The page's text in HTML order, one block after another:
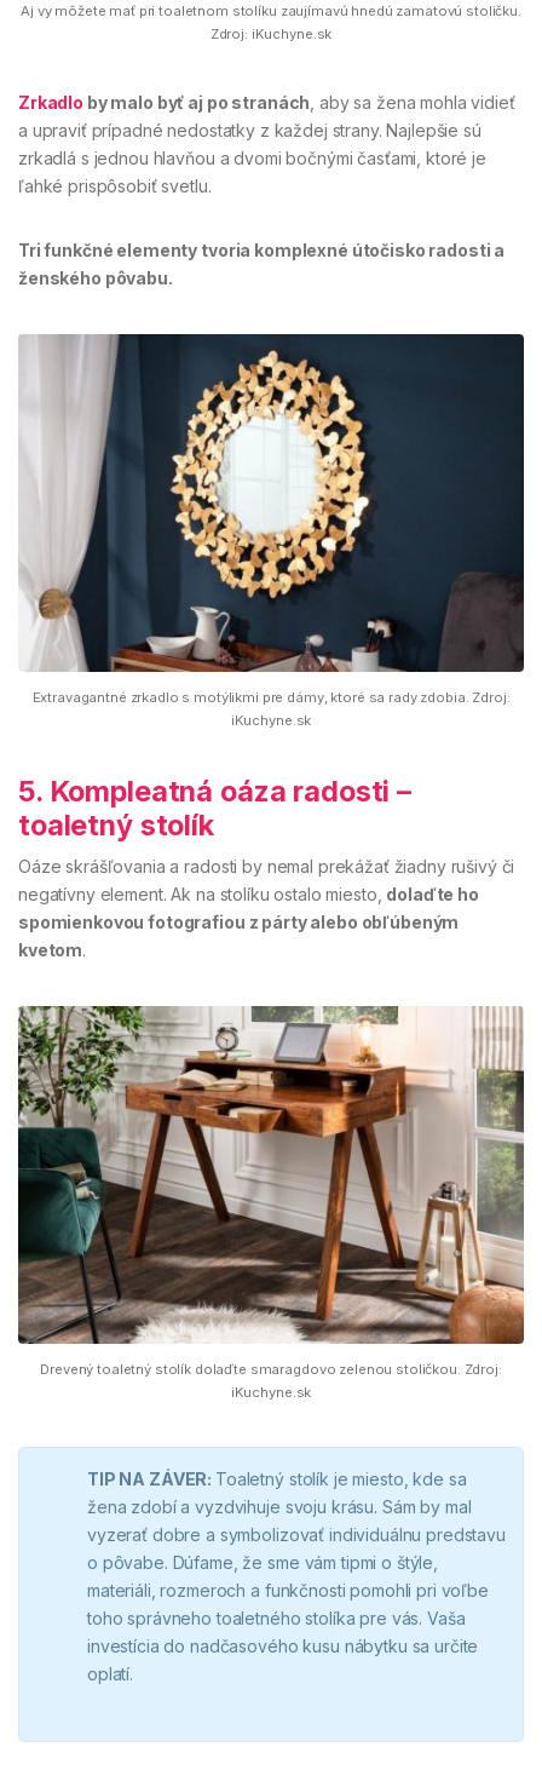
Aj vy môžete mať pri toaletnom stolíku zaujímavú hnedú zamatovú stoličku.
Zdroj: iKuchyne.sk
Zrkadlo by malo byť aj po stranách , aby sa žena mohla vidieť
a upraviť prípadné nedostatky z každej strany. Najlepšie sú
zrkadlá s jednou hlavňou a dvomi bočnými časťami, ktoré je
ľahké prispôsobiť svetlu.
Tri funkčné elementy tvoria komplexné útočisko radosti a
ženského pôvabu.
Extravagantné zrkadlo s motýlikmi pre dámy, ktoré sa rady zdobia. Zdroj:
iKuchyne.sk
5. Kompleatná oáza radosti –
toaletný stolík
Oáze skrášľovania a radosti by nemal prekážať žiadny rušivý či
negatívny element. Ak na stolíku ostalo miesto, dolaďte ho
spomienkovou fotografiou z párty alebo obľúbeným
kvetom.
Drevený toaletný stolík dolaďte smaragdovo zelenou stoličkou. Zdroj:
iKuchyne.sk
TIP NA ZÁVER: Toaletný stolík je miesto, kde sa
žena zdobí a vyzdvihuje svoju krásu. Sám by mal
vyzerať dobre a symbolizovať individuálnu predstavu
o pôvabe. Dúfame, že sme vám tipmi o štýle,
materiáli, rozmeroch a funkčnosti pomohli pri voľbe
toho správneho toaletného stolíka pre vás. Vaša
investícia do nadčasového kusu nábytku sa určite
oplatí.